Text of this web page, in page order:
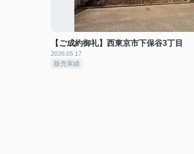
【ご成約御礼】西東京市下保谷3丁目
2026.05.17
販売実績